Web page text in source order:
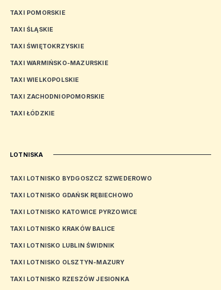
TAXI POMORSKIE
TAXI ŚLĄSKIE
TAXI ŚWIĘTOKRZYSKIE
TAXI WARMIŃSKO-MAZURSKIE
TAXI WIELKOPOLSKIE
TAXI ZACHODNIOPOMORSKIE
TAXI ŁÓDZKIE
LOTNISKA
TAXI LOTNISKO BYDGOSZCZ SZWEDEROWO
TAXI LOTNISKO GDAŃSK RĘBIECHOWO
TAXI LOTNISKO KATOWICE PYRZOWICE
TAXI LOTNISKO KRAKÓW BALICE
TAXI LOTNISKO LUBLIN ŚWIDNIK
TAXI LOTNISKO OLSZTYN-MAZURY
TAXI LOTNISKO RZESZÓW JESIONKA